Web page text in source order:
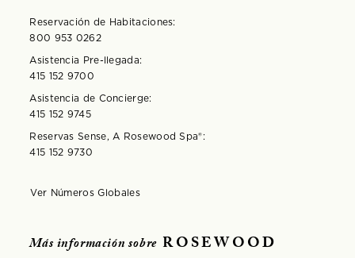
Más información sobre ROSEWOOD
Reservación de Habitaciones:
800 953 0262
Asistencia Pre-llegada:
415 152 9700
Asistencia de Concierge:
415 152 9745
Reservas Sense, A Rosewood Spa®️:
415 152 9730
Ver Números Globales